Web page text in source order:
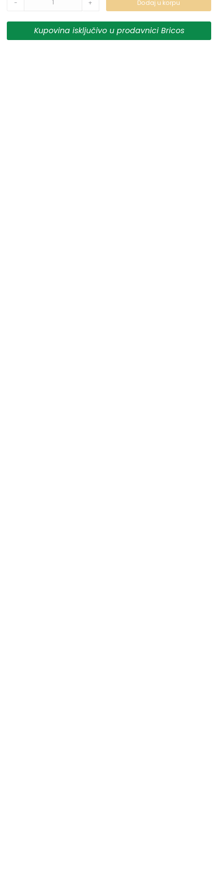
prikazani na sajtu su deo naše ponude i ne podrazumeva
da su dostupni u svakom trenutku.
** Sve cene su sa uračunatim PDV-om, plaćanje se vrši
- + Dodaj u korpu
Kupovina isključivo u prodavnici Bricos